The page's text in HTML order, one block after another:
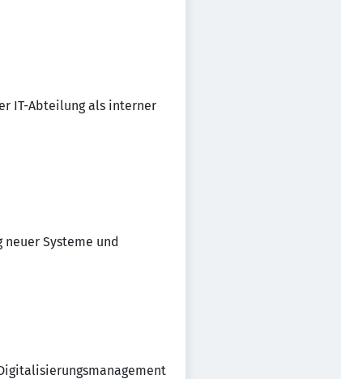
IT-Abteilung als interner
Systeme und